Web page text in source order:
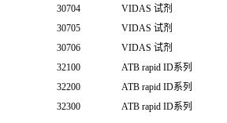
30704
VIDAS 试剂
30705
VIDAS 试剂
30706
VIDAS 试剂
32100
ATB rapid ID系列
32200
ATB rapid ID系列
32300
ATB rapid ID系列